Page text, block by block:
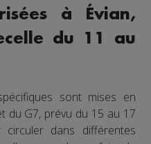
à Évian,
du 11 au
sont mises en
du G7, prévu du 15 au 17
circuler dans différentes